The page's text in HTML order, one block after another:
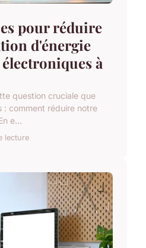
pour réduire
d'énergie
à
question cruciale que
: comment réduire notre
e...
lecture